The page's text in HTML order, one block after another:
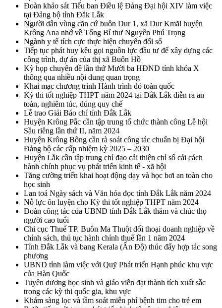
Đoàn khảo sát Tiểu ban Điều lệ Đảng Đại hội XIV làm việc
tại Đảng bộ tỉnh Đắk Lắk
Người dân vùng căn cứ buôn Dur 1, xã Dur Kmăl huyện
Krông Ana nhớ về Tổng Bí thư Nguyễn Phú Trọng
Ngành y tế tích cực thực hiện chuyển đổi số
Tiếp tục phát huy kêu gọi nguồn lực đầu tư để xây dựng các
công trình, dự án của thị xã Buôn Hồ
Kỳ họp chuyên đề lần thứ Mười ba HĐND tỉnh khóa X
thông qua nhiều nội dung quan trọng
Khai mạc chương trình Hành trình đỏ toàn quốc
Kỳ thi tốt nghiệp THPT năm 2024 tại Đắk Lắk diễn ra an
toàn, nghiêm túc, đúng quy chế
Lễ trao Giải Báo chí tỉnh Đắk Lắk
Huyện Krông Pắc cần tập trung tổ chức thành công Lễ hội
Sầu riêng lần thứ II, năm 2024
Huyện Krông Bông cần rà soát công tác chuẩn bị Đại hội
Đảng bộ các cấp nhiệm kỳ 2025 – 2030
Huyện Lắk cần tập trung chỉ đạo cải thiện chỉ số cải cách
hành chính phục vụ phát triển kinh tế - xã hội
Tăng cường triển khai hoạt động dạy và học bơi an toàn cho
học sinh
Lan toả Ngày sách và Văn hóa đọc tỉnh Đắk Lắk năm 2024
Nỗ lực ôn luyện cho Kỳ thi tốt nghiệp THPT năm 2024
Đoàn công tác của UBND tỉnh Đắk Lắk thăm và chúc thọ
người cao tuổi
Chi cục Thuế TP. Buôn Ma Thuột đối thoại doanh nghiệp về
chính sách, thủ tục hành chính thuế lần 1 năm 2024
Tỉnh Đắk Lắk và bang Kerala (Ấn Độ) thúc đẩy hợp tác song
phương
UBND tỉnh làm việc với Quỹ Phát triển Hạnh phúc khu vực
của Hàn Quốc
Tuyên dương học sinh và giáo viên đạt thành tích xuất sắc
trong các kỳ thi quốc gia, khu vực
Khám sàng lọc và tầm soát miễn phí bệnh tim cho trẻ em